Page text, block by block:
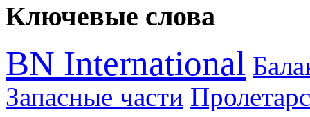
Ключевые слова
BN International
Запасные части